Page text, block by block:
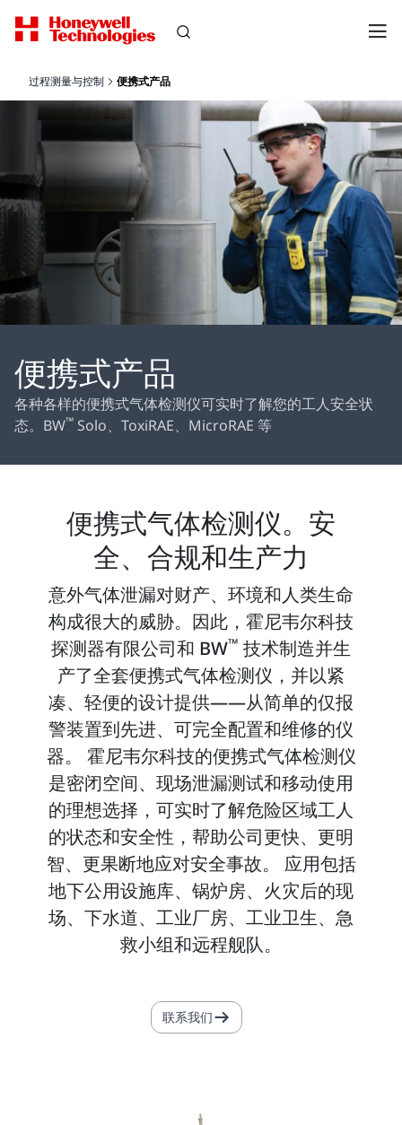
过程测量与控制 便携式产品
便携式产品
各种各样的便携式气体检测仪可实时了解您的工人安全状
态。BW™ Solo、ToxiRAE、MicroRAE 等
便携式气体检测仪。安
全、合规和生产力
意外气体泄漏对财产、环境和人类生命
构成很大的威胁。因此，霍尼韦尔科技
探测器有限公司和 BW™ 技术制造并生
产了全套便携式气体检测仪，并以紧
凑、轻便的设计提供——从简单的仅报
警装置到先进、可完全配置和维修的仪
器。 霍尼韦尔科技的便携式气体检测仪
是密闭空间、现场泄漏测试和移动使用
的理想选择，可实时了解危险区域工人
的状态和安全性，帮助公司更快、更明
智、更果断地应对安全事故。 应用包括
地下公用设施库、锅炉房、火灾后的现
场、下水道、工业厂房、工业卫生、急
救小组和远程舰队。
联系我们